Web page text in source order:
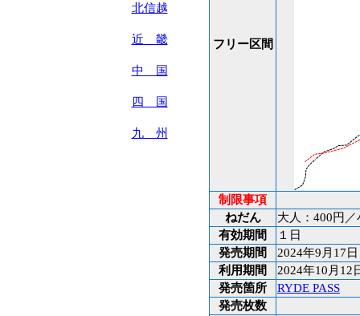
北信越
近 畿
中 国
四 国
九 州
フリー区間
制限事項
ねだん
大人：400円
有効期間
１日
発売期間
2024年9月17
利用期間
2024年10月12
発売箇所
RYDE PASS
発売枚数